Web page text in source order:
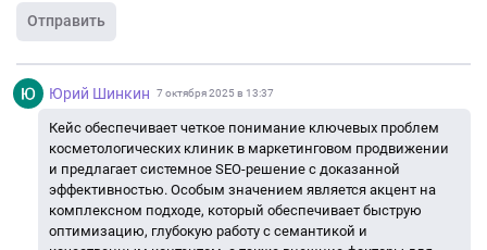
Отправить
Юрий Шинкин 7 октября 2025 в 13:37
Кейс обеспечивает четкое понимание ключевых проблем
косметологических клиник в маркетинговом продвижении
и предлагает системное SEO-решение с доказанной
эффективностью. Особым значением является акцент на
комплексном подходе, который обеспечивает быструю
оптимизацию, глубокую работу с семантикой и